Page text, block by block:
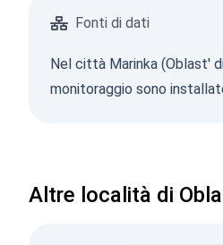
Fonti di dati
Nel città Marinka (Oblast'
monitoraggio sono
Altre località di